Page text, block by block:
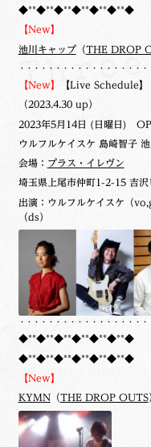
◆**◆**◆**◆**◆**◆**◆
【New】
池川キャップ（THE DROP
・・・・・・・・・・・・・・・・・・
【New】 【Live Schedule】
（2023.4.30 up）
2023年5月14日 (日曜日)
ウルフルケイスケ 島崎智子
会場： プラス・イレヴン
埼玉県上尾市仲町1-2-15 吉沢
出演：ウルフルケイスケ（
（ds）
・・・・・・・・・・・・・・・・・・
◆**◆**◆**◆**◆**◆**◆
◆**◆**◆**◆**◆**◆**◆
【New】
KYMN（THE DROP OUTS